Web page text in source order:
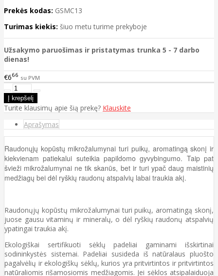
Prekės kodas: GSMC13
Turimas kiekis: šiuo metu turime prekyboje
Užsakymo paruošimas ir pristatymas trunka 5 - 7 darbo
dienas!
€666 su PVM
Turite klausimų apie šią prekę? Klauskite
Aprašymas
Raudonųjų kopūstų mikrožalumynai turi puikų, aromatingą skonį ir
kiekvienam patiekalui suteikia papildomo gyvybingumo. Taip pat
švieži mikrožalumynai ne tik skanūs, bet ir turi ypač daug maistinių
medžiagų bei dėl ryškių raudonų atspalvių labai traukia akį.
Raudonųjų kopūstų mikrožalumynai turi puikų, aromatingą skonį,
juose gausu vitaminų ir mineralų, o dėl ryškių raudonų atspalvių
ypatingai traukia akį.
Ekologiškai sertifikuoti sėklų padeliai gaminami išskirtinai
sodininkystės sistemai. Padeliai susideda iš natūralaus pluošto
pagalvėlių ir ekologiškų sėklų, kurios yra pritvirtintos ir pritvirtintos
natūraliomis rišamosiomis medžiagomis. Jei sėklos atsipalaiduoja